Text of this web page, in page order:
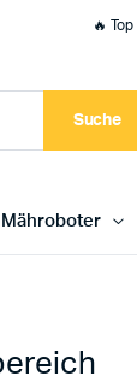
🔥
Suche
Mähroboter